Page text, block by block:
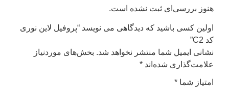
هنوز بررسی‌ای ثبت نشده است.
اولین کسی باشید که دیدگاهی می نویسد “پروفیل لاین نوری
کد C2”
نشانی ایمیل شما منتشر نخواهد شد. بخش‌های موردنیاز
علامت‌گذاری شده‌اند *
امتیاز شما *